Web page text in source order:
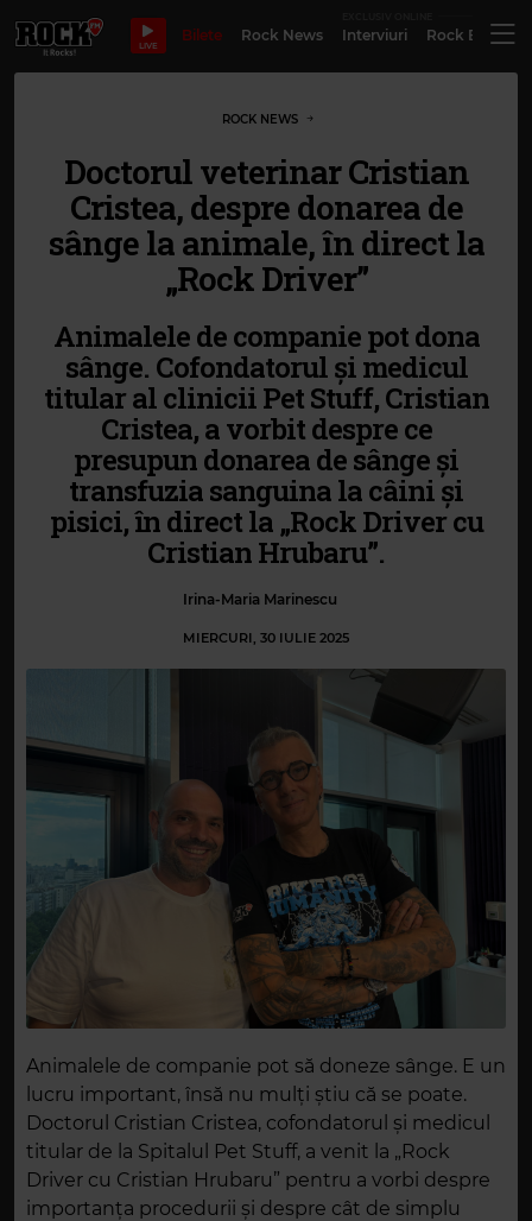
LIVE
Bilete Rock News Interviuri Rock
ROCK NEWS
Doctorul veterinar Cristian
Cristea, despre donarea de
sânge la animale, în direct la
„Rock Driver”
Animalele de companie pot dona
sânge. Cofondatorul și medicul
titular al clinicii Pet Stuff, Cristian
Cristea, a vorbit despre ce
presupun donarea de sânge și
transfuzia sanguina la câini și
pisici, în direct la „Rock Driver cu
Cristian Hrubaru”.
Irina-Maria Marinescu
MIERCURI, 30 IULIE 2025
Animalele de companie pot să doneze sânge. E un
lucru important, însă nu mulți știu că se poate.
Doctorul Cristian Cristea, cofondatorul și medicul
titular de la Spitalul Pet Stuff, a venit la „Rock
Driver cu Cristian Hrubaru” pentru a vorbi despre
importanța procedurii și despre cât de simplu